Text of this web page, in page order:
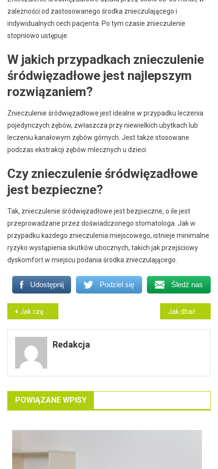
zależności od zastosowanego środka znieczulającego i
indywidualnych cech pacjenta. Po tym czasie znieczulenie
stopniowo ustępuje.
W jakich przypadkach znieczulenie
śródwięzadłowe jest najlepszym
rozwiązaniem?
Znieczulenie śródwięzadłowe jest idealne w przypadku leczenia
pojedynczych zębów, zwłaszcza przy niewielkich ubytkach lub
leczeniu kanałowym zębów górnych. Jest także stosowane
podczas ekstrakcji zębów mlecznych u dzieci.
Czy znieczulenie śródwięzadłowe
jest bezpieczne?
Tak, znieczulenie śródwięzadłowe jest bezpieczne, o ile jest
przeprowadzane przez doświadczonego stomatologa. Jak w
przypadku każdego znieczulenia miejscowego, istnieje minimalne
ryzyko wystąpienia skutków ubocznych, takich jak przejściowy
dyskomfort w miejscu podania środka znieczulającego.
Udostępnij Podziel się Śledź nas
Nawigacja
wpisu
Jak często trzeba odwiedzać ortodontę podczas leczenia aparatem headgear?
Redakcja
POWIĄZANE WPISY